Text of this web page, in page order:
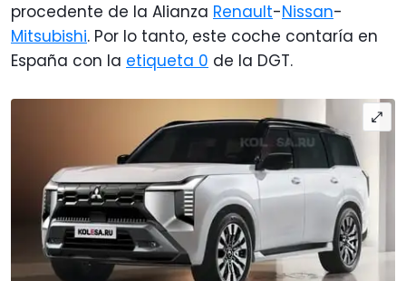
procedente de la Alianza Renault-Nissan-
Mitsubishi. Por lo tanto, este coche contaría en
España con la etiqueta 0 de la DGT.